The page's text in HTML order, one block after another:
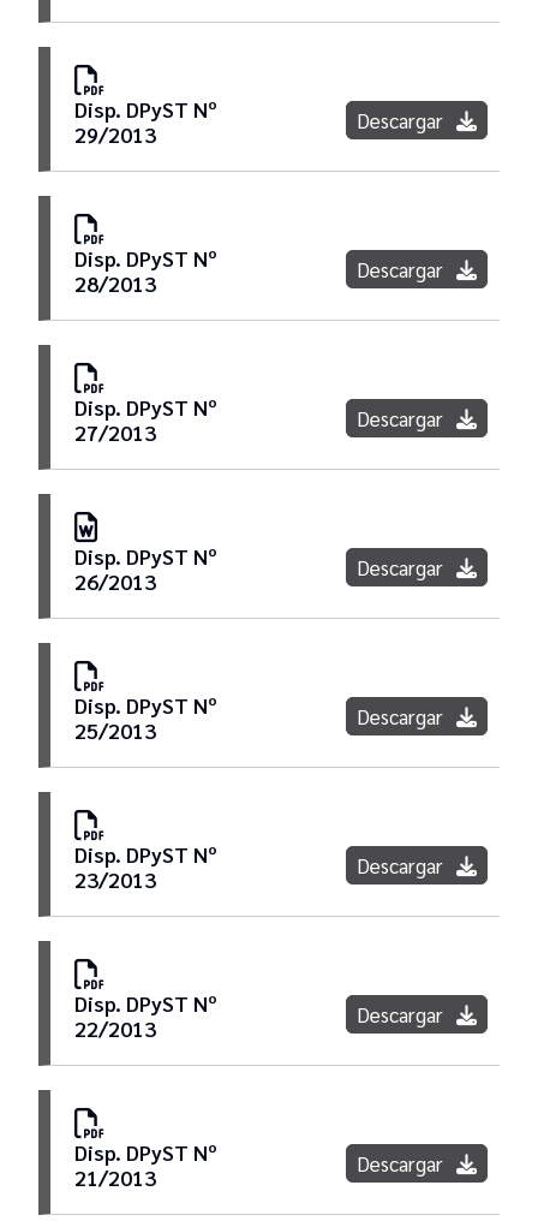
Disp. DPyST Nº
29/2013
Descargar
Disp. DPyST Nº
28/2013
Descargar
Disp. DPyST Nº
27/2013
Descargar
Disp. DPyST Nº
26/2013
Descargar
Disp. DPyST Nº
25/2013
Descargar
Disp. DPyST Nº
23/2013
Descargar
Disp. DPyST Nº
22/2013
Descargar
Disp. DPyST Nº
21/2013
Descargar